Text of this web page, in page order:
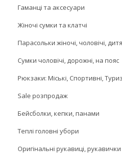
Гаманці та аксесуари
Жіночі сумки та клатчі
Парасольки жіночі, чоловічі,
Сумки чоловічі, дорожні, на пояс
Рюкзаки: Міські, Спортивні,
Sale розпродаж
Бейсболки, кепки, панами
Теплі головні убори
Оригінальні рукавиці, рукавички